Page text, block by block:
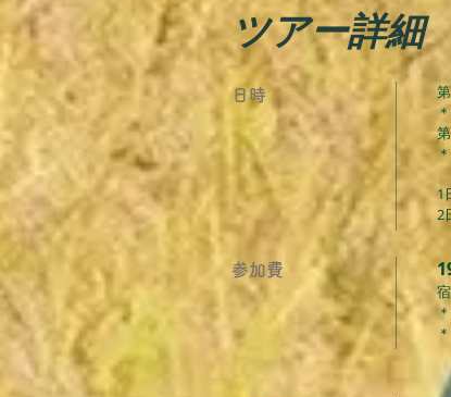
ツアー詳細
​日時
1
​2
​参加費